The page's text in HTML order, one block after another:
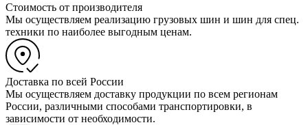
Стоимость от производителя
Мы осуществляем реализацию грузовых шин и шин для спец.
техники по наиболее выгодным ценам.
Доставка по всей России
Мы осуществляем доставку продукции по всем регионам
России, различными способами транспортировки, в
зависимости от необходимости.